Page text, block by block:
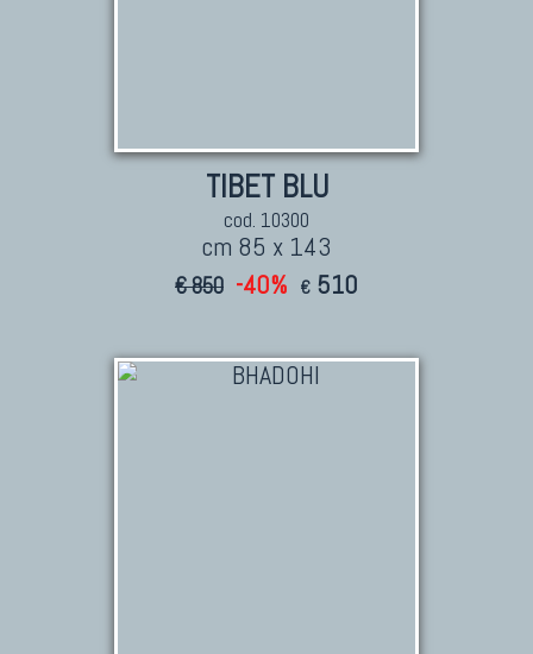
TIBET BLU
cod. 10300
cm 85 x 143
€ 850 -40% € 510